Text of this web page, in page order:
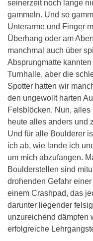
seinerzeit noch lange
gammeln. Und so
Unterarme und Finger
Überhang oder am
manchmal auch über
Absprungmatte
Turnhalle, aber die
Spotter hatten wir
den ungewollt harten
Felsblöcken. Nun,
heute alles anders und
Und für alle Boulderer
ich ab, wie lande ich
um mich abzufangen.
Boulderstellen sind
drohenden Gefahr
einem Crashpad, das
darunter liegender
unzureichend dämpfen
erfolgreiche